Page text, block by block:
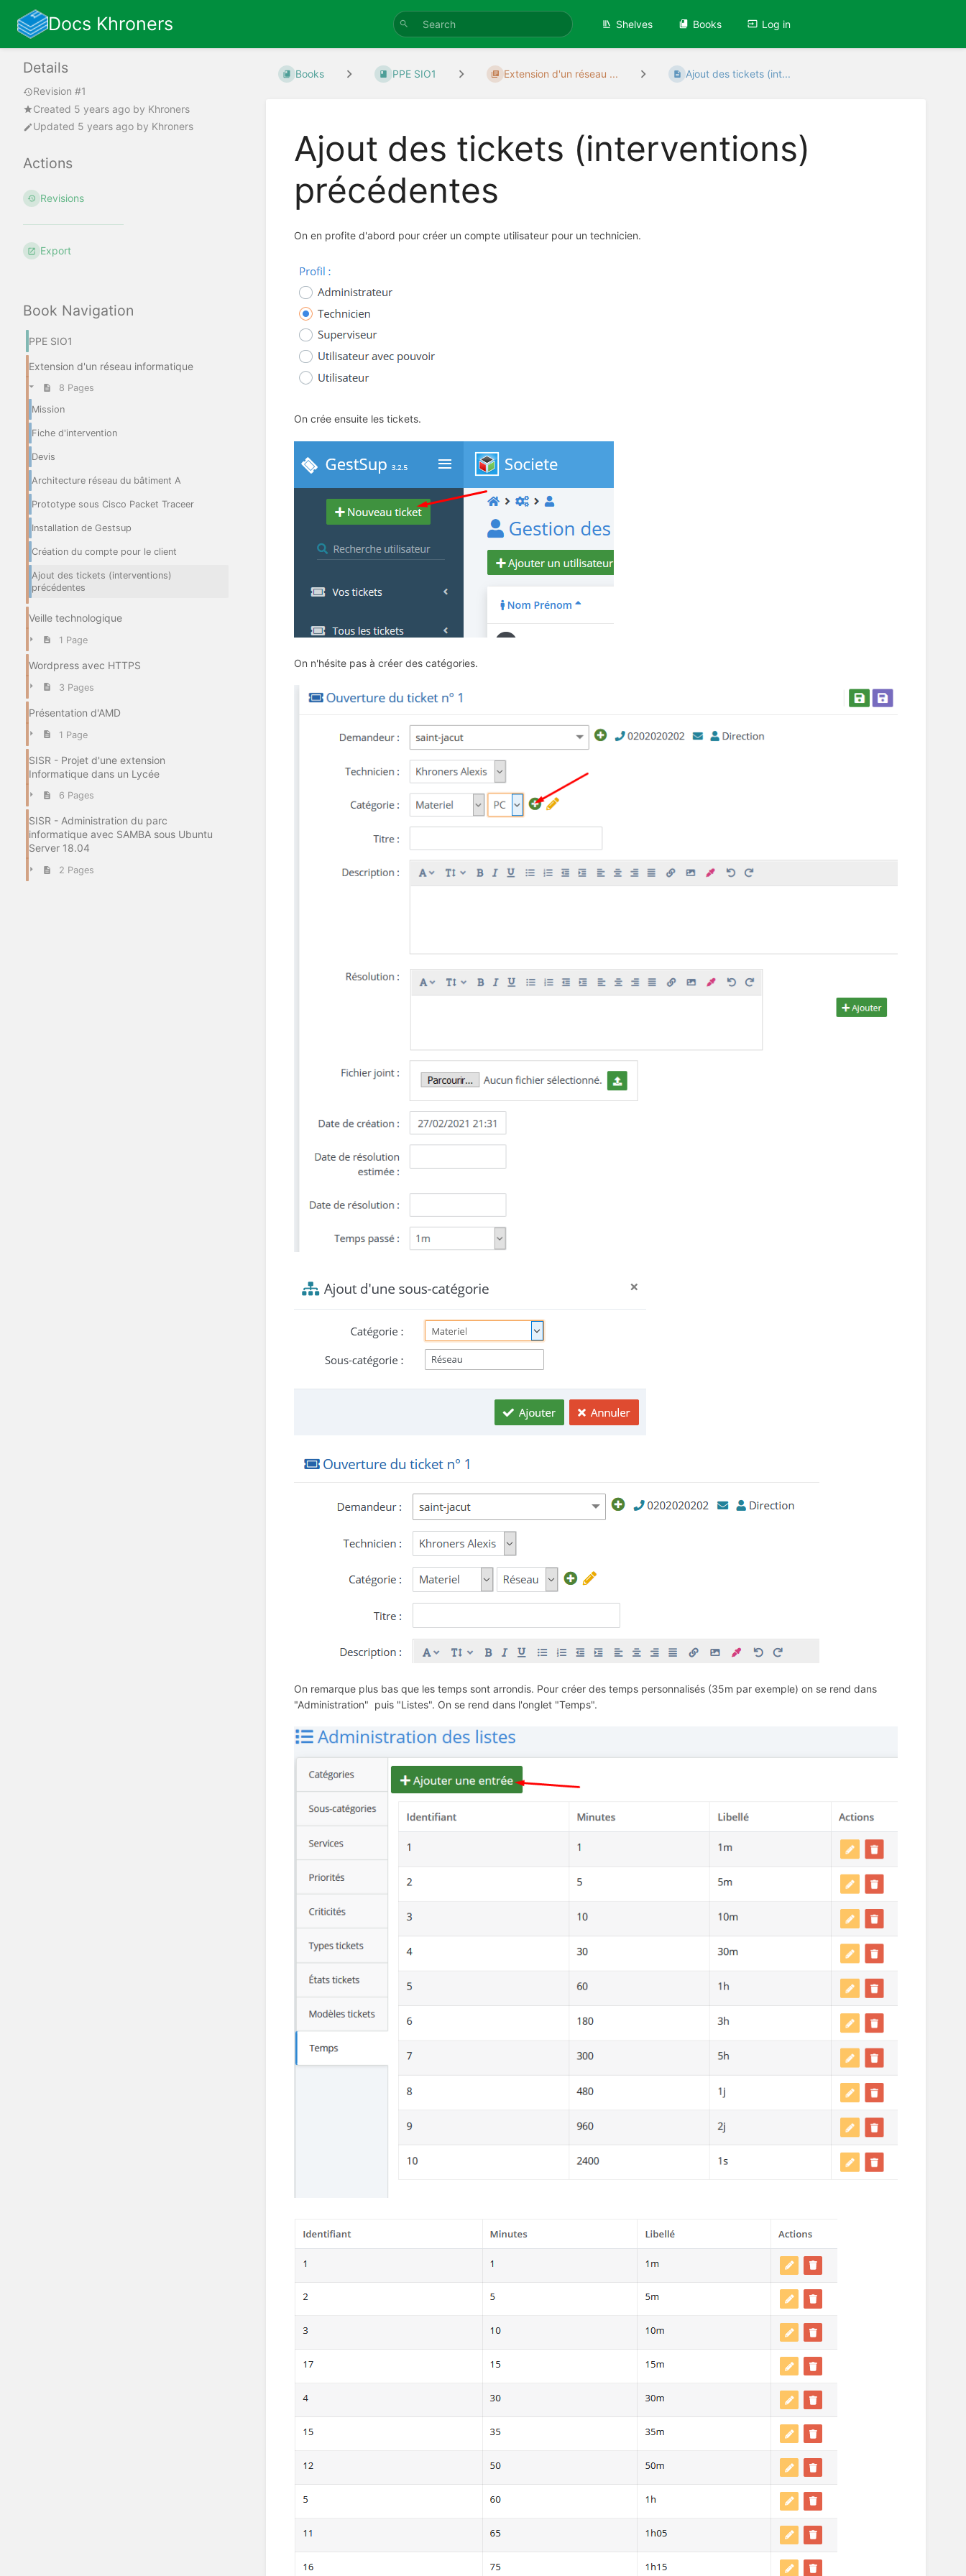
Docs Khroners Shelves Books Log in
Book Navigation
PPE SIO1
Extension d'un réseau informatique
8 Pages
Mission
Fiche d'intervention
Devis
Architecture réseau du bâtiment A
Prototype sous Cisco Packet Traceer
Installation de Gestsup
Création du compte pour le client
Ajout des tickets (interventions)
précédentes
Veille technologique
1 Page
Wordpress avec HTTPS
3 Pages
Présentation d'AMD
1 Page
SISR - Projet d'une extension
Informatique dans un Lycée
6 Pages
SISR - Administration du parc
informatique avec SAMBA sous Ubuntu
Server 18.04
2 Pages
Books PPE SIO1 Extension d'un réseau ... Ajout des tickets (int...
Ajout des tickets (interventions)
précédentes
On en profite d'abord pour créer un compte utilisateur pour un technicien.
On crée ensuite les tickets.
On n'hésite pas à créer des catégories.
On remarque plus bas que les temps sont arrondis. Pour créer des temps personnalisés (35m par exemple) on se rend dans
"Administration" puis "Listes". On se rend dans l'onglet "Temps".
Details
Revision #1
Created 5 years ago by Khroners
Updated 5 years ago by Khroners
Actions
Revisions
Export